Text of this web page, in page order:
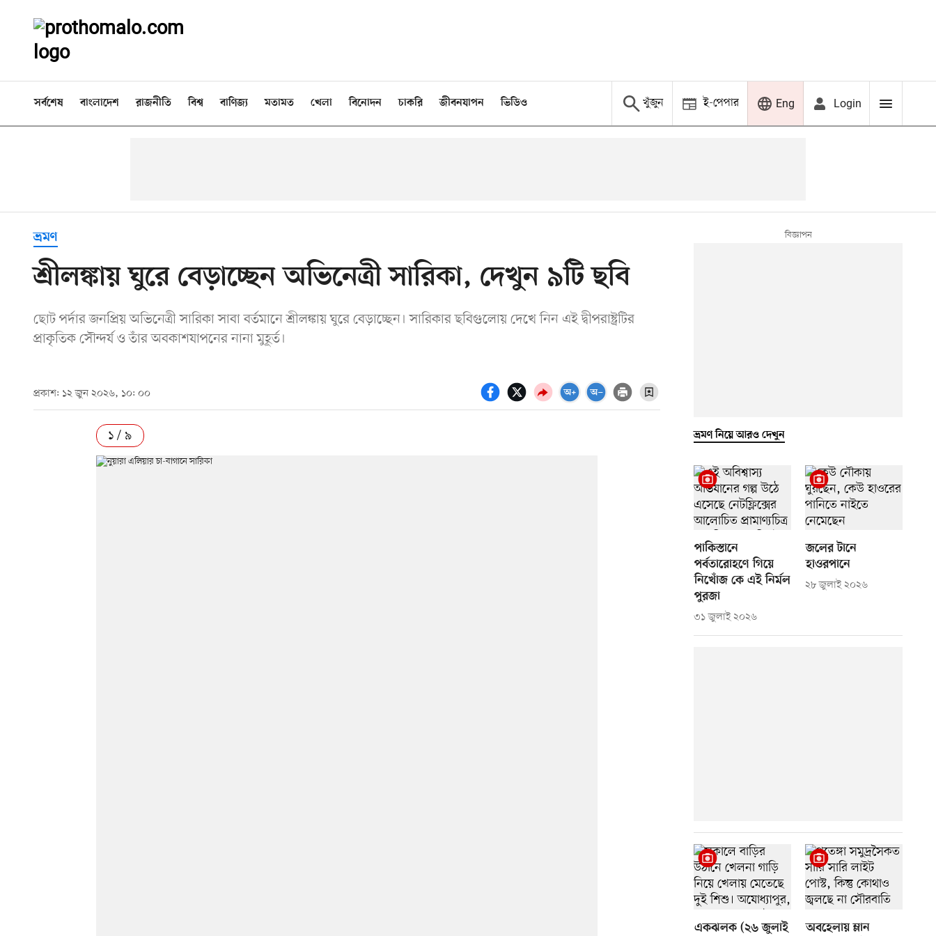
সর্বশেষ বাংলাদেশ রাজনীতি বিশ্ব বাণিজ্য মতামত খেলা বিনোদন চাকরি জীবনযাপন ভিডিও খুঁজুন ই-পেপার Eng Login
ভ্রমণ
শ্রীলঙ্কায় ঘুরে বেড়াচ্ছেন অভিনেত্রী সারিকা, দেখুন ৯টি ছবি
ছোট পর্দার জনপ্রিয় অভিনেত্রী সারিকা সাবা বর্তমানে শ্রীলঙ্কায় ঘুরে বেড়াচ্ছেন। সারিকার ছবিগুলোয় দেখে নিন এই দ্বীপরাষ্ট্রটির
প্রাকৃতিক সৌন্দর্য ও তাঁর অবকাশযাপনের নানা মুহূর্ত।
প্রকাশ: ১২ জুন ২০২৬, ১০: ০০
১ / ৯ ভ্রমণ নিয়ে আরও দেখুন
পাকিস্তানে
পর্বতারোহণে গিয়ে
নিখোঁজ কে এই নির্মল
পুরজা
৩১ জুলাই ২০২৬
জলের টানে
হাওরপানে
২৮ জুলাই ২০২৬
একঝলক (২৬ জুলাই
অবহেলায় ম্লান